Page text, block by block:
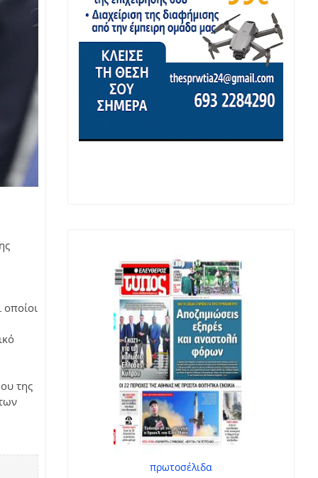
της
πρωτοσέλιδα